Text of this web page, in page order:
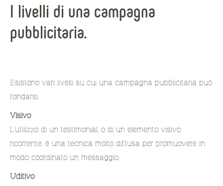
I livelli di una campagna
pubblicitaria.
Esistono vari livelli su cui una campagna pubblicitaria può
fondarsi.
Visivo
L’utilizzo di un testimonial, o di un elemento visivo
ricorrente, è una tecnica molto diffusa per promuovere in
modo coordinato un messaggio.
Uditivo